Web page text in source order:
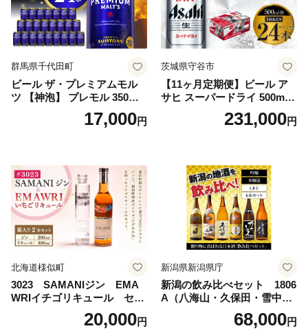
群馬県千代田町
ビール ザ・プレミアムモル
ツ 【神泡】 プレモル 350ml
× 24本 サントリー〈天然水の
ビール工場〉群馬※沖縄・離
17,000円
茨城県守谷市
【11ヶ月定期便】ビール ア
サヒ スーパードライ 500ml 2
4本 1ケース×11ヶ月 | アサヒ
ビール 究極の辛口 酒 お酒 ア
uper dry 11回 缶ビール 缶 ギ
フト 内祝い 茨城県守谷市 送
料無料
231,000円
北海道様似町
3023 SAMANIジン EMA
WRIイチゴリキュール セッ
ト（箱入り）【大人の味 酒
お酒 洋酒 スピリッツ クラフ
20,000円
新潟県新潟県庁
新潟の飲み比べセット 1806
A（八海山・久保田・雪中
梅・越乃寒梅・かたふね・千
68,000円